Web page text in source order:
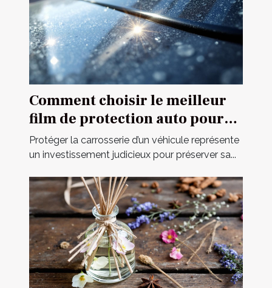
Comment choisir le meilleur
film de protection auto pour
votre véhicule ?
Protéger la carrosserie d’un véhicule représente
un investissement judicieux pour préserver sa...